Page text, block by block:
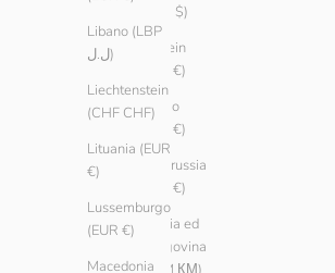
Libano (LBP
ل.ل)
Liechtenstein
(CHF CHF)
Lituania (EUR
€)
Lussemburgo
(EUR €)
Macedonia
(BSD $)
Bahrein
(EUR €)
Belgio
(EUR €)
Bielorussia
(EUR €)
Bosnia ed
Erzegovina